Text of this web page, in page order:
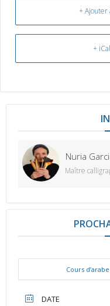
+ Ajouter
+
Nuria
Maître
Cours
DATE